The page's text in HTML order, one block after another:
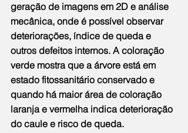
geração de imagens em 2D e análise
mecânica, onde é possível observar
deteriorações, índice de queda e
outros defeitos internos. A coloração
verde mostra que a árvore está em
estado fitossanitário conservado e
quando há maior área de coloração
laranja e vermelha indica deterioração
do caule e risco de queda.